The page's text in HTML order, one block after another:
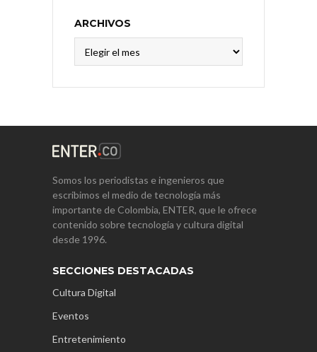
ARCHIVOS
Somos los periodistas e ingenieros que
escribimos el medio de tecnología más
importante de Colombia, ENTER, que le ofrece
contenido sobre tecnología y cultura digital
desde 1996.
SECCIONES DESTACADAS
Cultura Digital
Eventos
Entretenimiento